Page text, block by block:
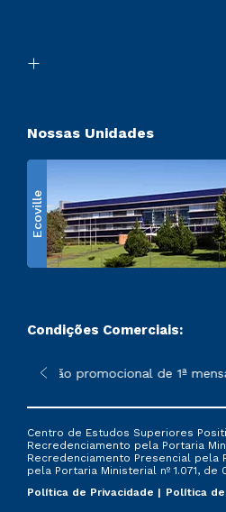
Nossas Unidades
Ecoville
Condições Comerciais:
nos períodos de
condição promocional de 1ª
Centro de Estudos Superiores
Recredenciamento pela Portaria
Recredenciamento Presencial ​pela
pela Portaria Ministerial nº 1.071, de
Política de Privacidade
Política